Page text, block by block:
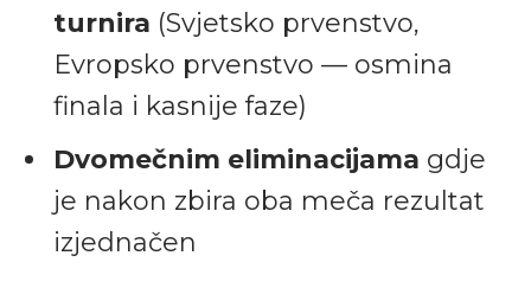
turnira (Svjetsko prvenstvo,
Evropsko prvenstvo — osmina
finala i kasnije faze)
Dvomečnim eliminacijama gdje
je nakon zbira oba meča rezultat
izjednačen